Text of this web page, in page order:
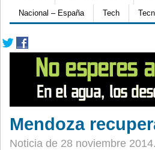
Nacional – España
Tech
Mendoza
Noticia de 28 noviembre 2014.